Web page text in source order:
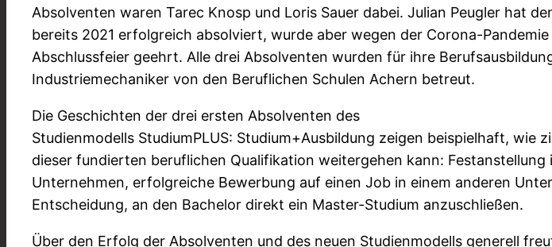
Absolventen waren Tarec Knosp und Loris Sauer dabei. Julian Peugler hat
bereits 2021 erfolgreich absolviert, wurde aber wegen der Corona-
Abschlussfeier geehrt. Alle drei Absolventen wurden für ihre
Industriemechaniker von den Beruflichen Schulen Achern betreut.
Die Geschichten der drei ersten Absolventen des
Studienmodells StudiumPLUS: Studium+Ausbildung zeigen beispielhaft, wie
dieser fundierten beruflichen Qualifikation weitergehen kann: Festanstellung
Unternehmen, erfolgreiche Bewerbung auf einen Job in einem anderen
Entscheidung, an den Bachelor direkt ein Master-Studium anzuschließen.
Über den Erfolg der Absolventen und des neuen Studienmodells generell